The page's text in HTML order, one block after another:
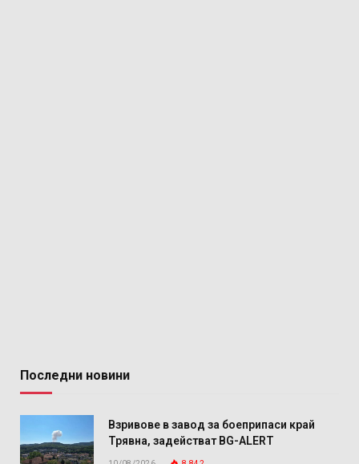
Последни новини
Взривове в завод за боеприпаси край
Трявна, задействат BG-ALERT